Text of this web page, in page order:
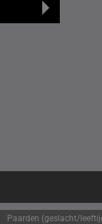
Paarden (geslacht/